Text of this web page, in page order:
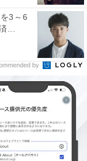
3～6
...
by